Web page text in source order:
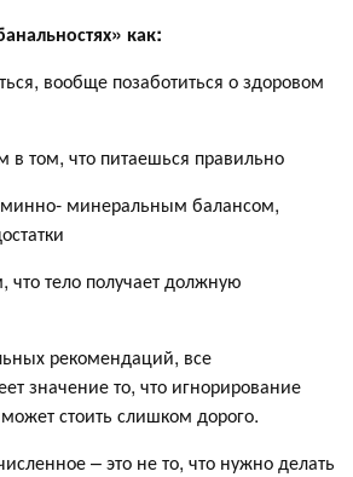
как:
вообще позаботиться о здоровом
том, что питаешься правильно
минеральным балансом,
тело получает должную
рекомендаций, все
значение то, что игнорирование
стоить слишком дорого.
– это не то, что нужно делать